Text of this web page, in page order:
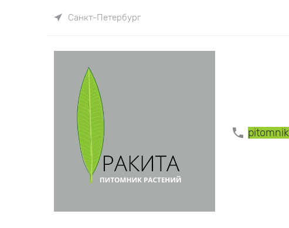
Санкт-Петербург
pitomnik